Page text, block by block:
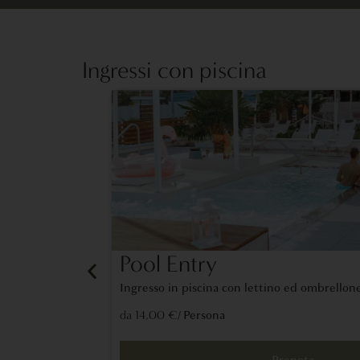
Ingressi con piscina
Pool Entry
Ingresso in piscina con lettino ed
da 14,00 € / Persona